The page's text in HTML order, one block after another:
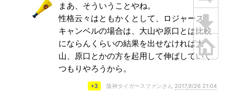
まあ、そういうことやね。
性格云々はともかくとして、ロジャース、
キャンベルの場合は、大山や原口とは比較
にならんくらいの結果を出せなければ大
山、原口とかの方を起用して伸ばしていく
つもりやろうから。
+3 阪神タイガースファンさん 2017,9/26 21:04